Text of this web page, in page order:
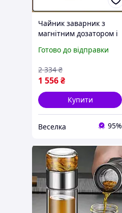
Чайник заварник з
магнітним дозатором і
нержавіючої сталі для
мл. BROWN
Готово до відправки
1 556₴
2 334 ₴
Купити
Веселка 95%